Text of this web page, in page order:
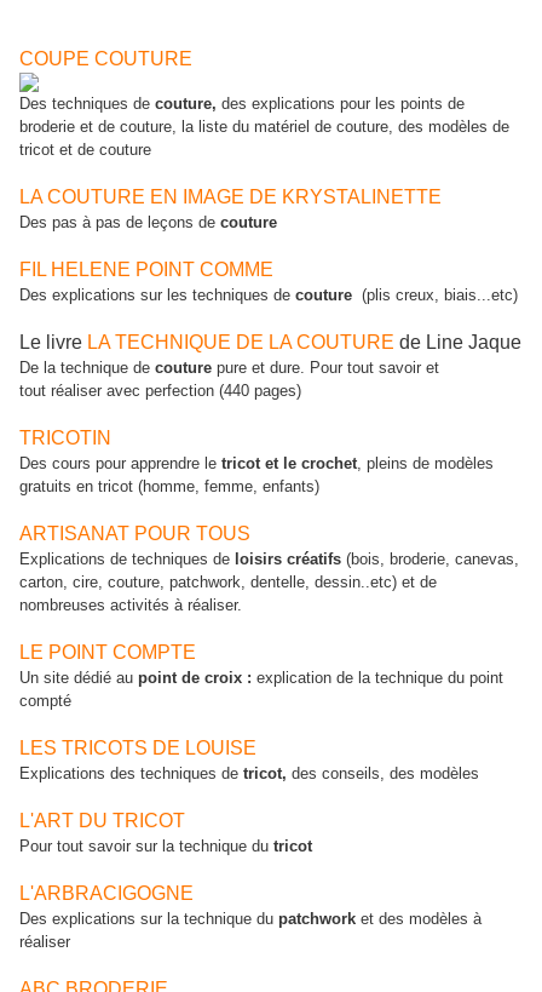
COUPE COUTURE
Des techniques de couture, des explications pour les points de
broderie et de couture, la liste du matériel de couture, des modèles de
tricot et de couture
LA COUTURE EN IMAGE DE KRYSTALINETTE
Des pas à pas de leçons de couture
FIL HELENE POINT COMME
Des explications sur les techniques de couture (plis creux, biais...etc)
Le livre LA TECHNIQUE DE LA COUTURE de Line Jaque
De la technique de couture pure et dure. Pour tout savoir et
tout réaliser avec perfection (440 pages)
TRICOTIN
Des cours pour apprendre le tricot et le crochet, pleins de modèles
gratuits en tricot (homme, femme, enfants)
ARTISANAT POUR TOUS
Explications de techniques de loisirs créatifs (bois, broderie, canevas,
carton, cire, couture, patchwork, dentelle, dessin..etc) et de
nombreuses activités à réaliser.
LE POINT COMPTE
Un site dédié au point de croix : explication de la technique du point
compté
LES TRICOTS DE LOUISE
Explications des techniques de tricot, des conseils, des modèles
L'ART DU TRICOT
Pour tout savoir sur la technique du tricot
L'ARBRACIGOGNE
Des explications sur la technique du patchwork et des modèles à
réaliser